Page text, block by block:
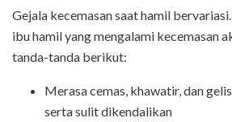
Gejala kecemasan saat hamil
ibu hamil yang mengalami kecemasan
tanda-tanda berikut:
Merasa cemas, khawatir, dan
serta sulit dikendalikan